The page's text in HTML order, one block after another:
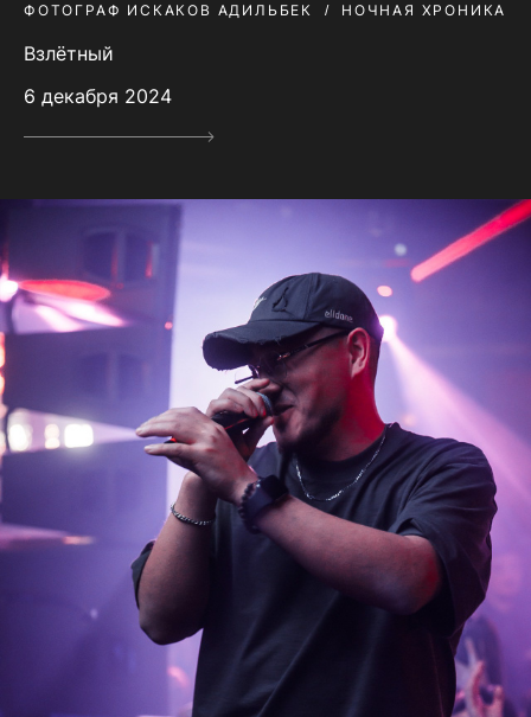
ФОТОГРАФ ИСКАКОВ АДИЛЬБЕК НОЧНАЯ ХРОНИКА
Взлётный
6 декабря 2024